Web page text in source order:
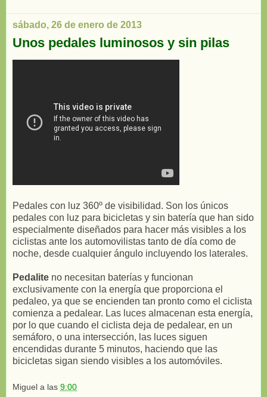
sábado, 26 de enero de 2013
Unos pedales luminosos y sin pilas
Pedales con luz 360º de visibilidad. Son los únicos
pedales con luz para bicicletas y sin batería que han sido
especialmente diseñados para hacer más visibles a los
ciclistas ante los automovilistas tanto de día como de
noche, desde cualquier ángulo incluyendo los laterales.
Pedalite no necesitan baterías y funcionan
exclusivamente con la energía que proporciona el
pedaleo, ya que se encienden tan pronto como el ciclista
comienza a pedalear. Las luces almacenan esta energía,
por lo que cuando el ciclista deja de pedalear, en un
semáforo, o una intersección, las luces siguen
encendidas durante 5 minutos, haciendo que las
bicicletas sigan siendo visibles a los automóviles.
Miguel a las 9:00